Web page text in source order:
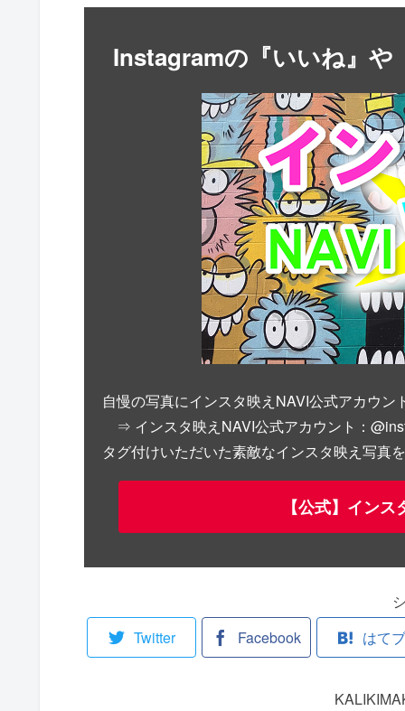
Instagramの『いいね』や
自慢の写真にインスタ映えNAVI公式アカウン
⇒ インスタ映えNAVI公式アカウント：
タグ付けいただいた素敵なインスタ映え写真
【公式】イン
Twitter
Facebook はてブ